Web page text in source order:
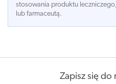
stosowania produktu
lub farmaceutą.
Zapisz się do